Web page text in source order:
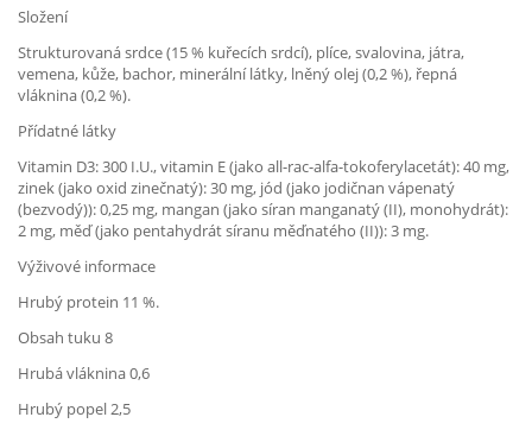
Složení
Strukturovaná srdce (15 % kuřecích srdcí), plíce, svalovina, játra,
vemena, kůže, bachor, minerální látky, lněný olej (0,2 %), řepná
vláknina (0,2 %).
Přídatné látky
Vitamin D3: 300 I.U., vitamin E (jako all-rac-alfa-tokoferylacetát): 40 mg,
zinek (jako oxid zinečnatý): 30 mg, jód (jako jodičnan vápenatý
(bezvodý)): 0,25 mg, mangan (jako síran manganatý (II), monohydrát):
2 mg, měď (jako pentahydrát síranu měďnatého (II)): 3 mg.
Výživové informace
Hrubý protein 11 %.
Obsah tuku 8
Hrubá vláknina 0,6
Hrubý popel 2,5